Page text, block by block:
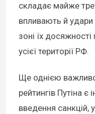
складає майже
впливають й удари
зоні їх
усієї території РФ.
Ще однією
рейтингів Путіна є
введення